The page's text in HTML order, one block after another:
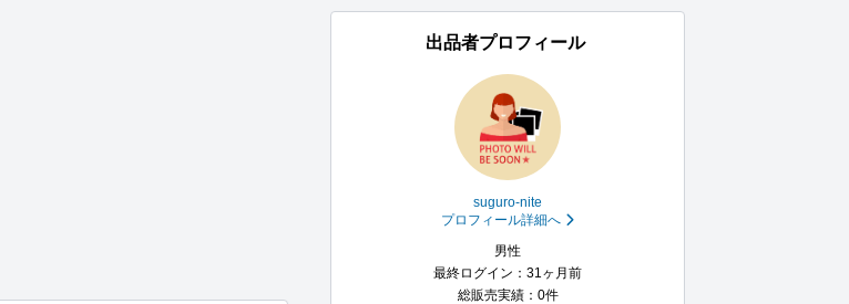
出品者プロフィール
suguro-nite
プロフィール詳細へ
男性
最終ログイン：31ヶ月前
総販売実績：0件